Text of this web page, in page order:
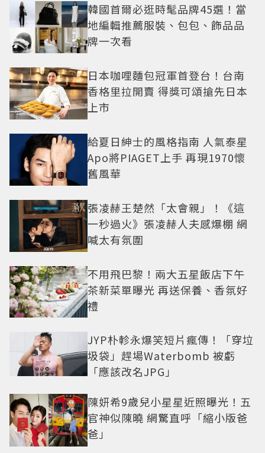
韓國首爾必逛時髦品牌45選！當
地編輯推薦服裝、包包、飾品品
牌一次看
日本咖哩麵包冠軍首登台！台南
香格里拉開賣 得獎可頌搶先日本
上市
給夏日紳士的風格指南 人氣泰星
Apo將PIAGET上手 再現1970懷
舊風華
張凌赫王楚然「太會親」！《這
一秒過火》張凌赫人夫感爆棚 網
喊太有氛圍
不用飛巴黎！兩大五星飯店下午
茶新菜單曝光 再送保養、香氛好
禮
JYP朴軫永爆笑短片瘋傳！「穿垃
圾袋」趕場Waterbomb 被虧
「應該改名JPG」
陳妍希9歲兒小星星近照曝光！五
官神似陳曉 網驚直呼「縮小版爸
爸」